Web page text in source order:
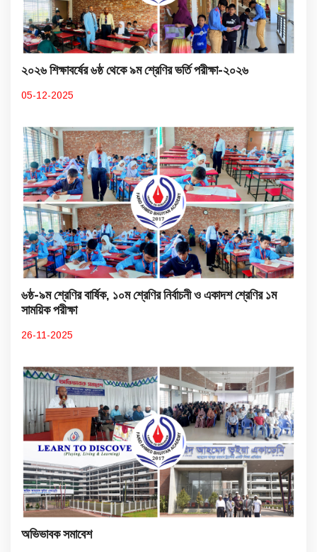
২০২৬ শিক্ষাবর্ষের ৬ষ্ঠ থেকে ৯ম শ্রেণির ভর্তি পরীক্ষা-২০২৬
05-12-2025
৬ষ্ঠ-৯ম শ্রেণির বার্ষিক, ১০ম শ্রেণির নির্বাচনী ও একাদশ শ্রেণির ১ম
সাময়িক পরীক্ষা
26-11-2025
অভিভাবক সমাবেশ